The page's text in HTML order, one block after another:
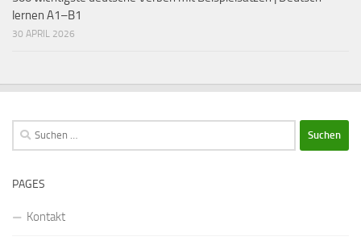
lernen A1–B1
30 APRIL 2026
Suchen
nach:
PAGES
Kontakt